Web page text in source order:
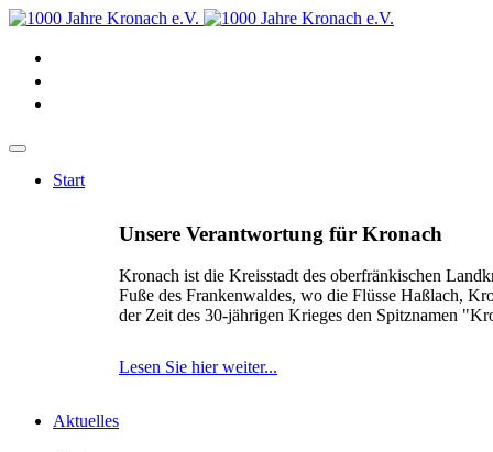
Start
Unsere Verantwortung für Kronach
Kronach ist die Kreisstadt des oberfränkischen
Fuße des Frankenwaldes, wo die Flüsse Haßlach,
der Zeit des 30-jährigen Krieges den Spitznamen
Lesen Sie hier weiter...
Aktuelles